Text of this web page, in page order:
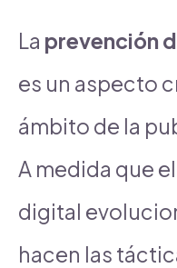
La prevención
es un aspecto
ámbito de la
A medida que
digital
hacen las